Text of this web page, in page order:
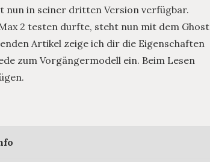
nun in seiner dritten Version verfügbar.
2 testen durfte, steht nun mit dem Ghost
Artikel zeige ich dir die Eigenschaften
zum Vorgängermodell ein. Beim Lesen